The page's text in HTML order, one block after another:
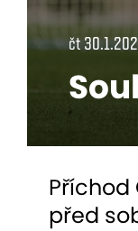
čt
Příchod
před